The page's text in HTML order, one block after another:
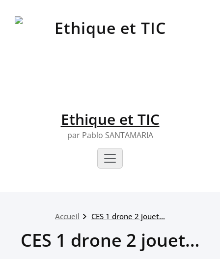
Ethique et TIC
par Pablo SANTAMARIA
Accueil CES 1 drone 2 jouet…
CES 1 drone 2 jouet…